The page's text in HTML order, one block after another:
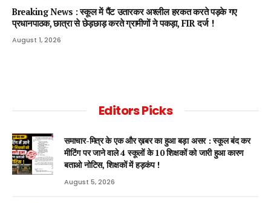
Breaking News : स्कूल में पैंट उतारकर अश्लील हरकत करते पड़के गए
प्रधानपाठक, छात्रा से छेड़छाड़ करते ग्रामीणों ने पकड़ा, FIR दर्ज !
August 1, 2026
Editors Picks
समाचार-मित्र के एक और ख़बर का हुआ बड़ा असर : स्कूल बंद कर
मीटिंग पर जाने वाले 4 स्कूलों के 10 शिक्षकों को जारी हुआ कारण
बताओ नोटिस, शिक्षकों में हड़कंप !
August 5, 2026